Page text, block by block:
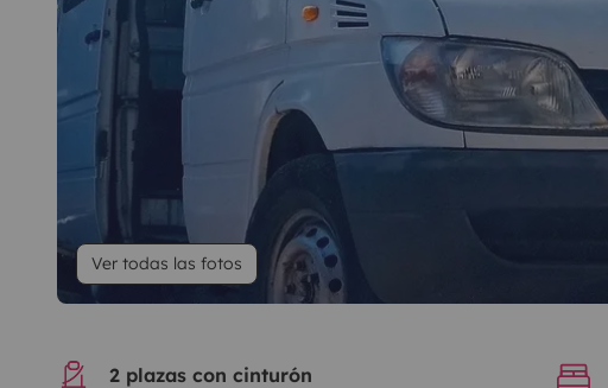
Ver todas las fotos
2 plazas con cinturón